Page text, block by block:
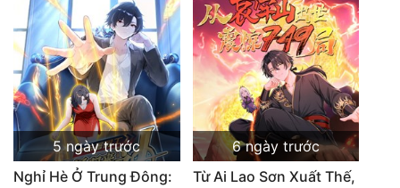
5 ngày trước
Nghỉ Hè Ở Trung Đông:
6 ngày trước
Từ Ai Lao Sơn Xuất Thế,